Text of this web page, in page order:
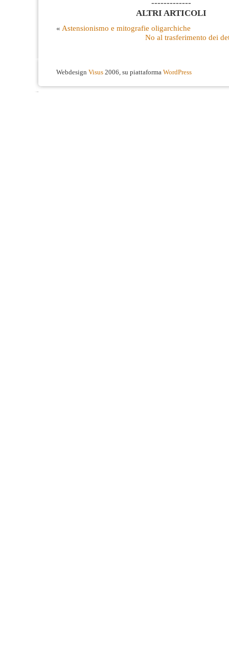
-------------
ALTRI ARTICOLI
« Astensionismo e mitografie oligarchiche
No al trasferimento dei
Webdesign Visus 2006, su piattaforma WordPress